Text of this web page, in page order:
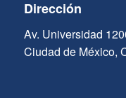
Dirección
Av. Universidad
Ciudad de México,